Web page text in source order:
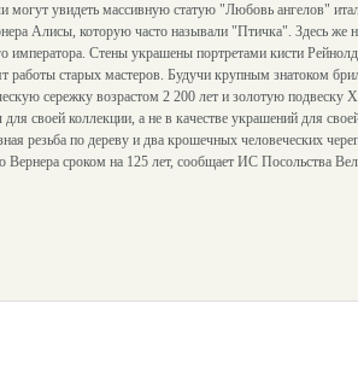
могут увидеть массивную статую "Любовь ангелов"
Алисы, которую часто называли "Птичка". Здесь же
императора. Стены украшены портретами кисти
старых мастеров. Будучи крупным знатоком
сережку возрастом 2 200 лет и золотую
своей коллекции, а не в качестве украшений для
резьба по дереву и два крошечных человеческих
Вернера сроком на 125 лет, сообщает ИС Посольства